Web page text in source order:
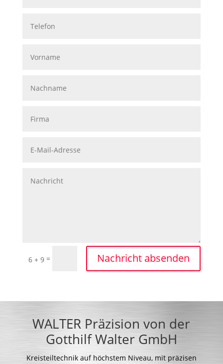
6 + 9 = Nachricht absenden
WALTER Präzision von der
Gotthilf Walter GmbH
Kreisteiltechnik auf höchstem Niveau, mit präzisen